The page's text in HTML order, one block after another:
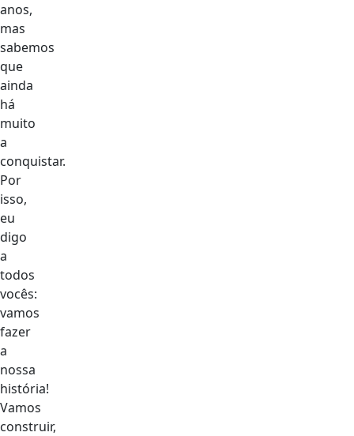
anos,
mas
sabemos
que
ainda
há
muito
a
conquistar.
Por
isso,
eu
digo
a
todos
vocês:
vamos
fazer
a
nossa
história!
Vamos
construir,